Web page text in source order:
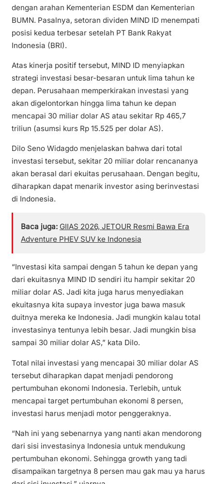
dengan arahan Kementerian ESDM dan Kementerian
BUMN. Pasalnya, setoran dividen MIND ID menempati
posisi kedua terbesar setelah PT Bank Rakyat
Indonesia (BRI).
Atas kinerja positif tersebut, MIND ID menyiapkan
strategi investasi besar-besaran untuk lima tahun ke
depan. Perusahaan memperkirakan investasi yang
akan digelontorkan hingga lima tahun ke depan
mencapai 30 miliar dolar AS atau sekitar Rp 465,7
triliun (asumsi kurs Rp 15.525 per dolar AS).
Dilo Seno Widagdo menjelaskan bahwa dari total
investasi tersebut, sekitar 20 miliar dolar rencananya
akan berasal dari ekuitas perusahaan. Dengan begitu,
diharapkan dapat menarik investor asing berinvestasi
di Indonesia.
Baca juga: GIIAS 2026, JETOUR Resmi Bawa Era
Adventure PHEV SUV ke Indonesia
“Investasi kita sampai dengan 5 tahun ke depan yang
dari ekuitasnya MIND ID sendiri itu hampir sekitar 20
miliar dolar AS. Jadi kita juga harus menyediakan
ekuitasnya kita supaya investor juga bawa masuk
duitnya mereka ke Indonesia. Jadi mungkin kalau total
investasinya tentunya lebih besar. Jadi mungkin bisa
sampai 30 miliar dolar AS,” kata Dilo.
Total nilai investasi yang mencapai 30 miliar dolar AS
tersebut diharapkan dapat menjadi pendorong
pertumbuhan ekonomi Indonesia. Terlebih, untuk
mencapai target pertumbuhan ekonomi 8 persen,
investasi harus menjadi motor penggeraknya.
“Nah ini yang sebenarnya yang nanti akan mendorong
dari sisi investasinya Indonesia untuk mendukung
pertumbuhan ekonomi. Sehingga growth yang tadi
disampaikan targetnya 8 persen mau gak mau ya harus